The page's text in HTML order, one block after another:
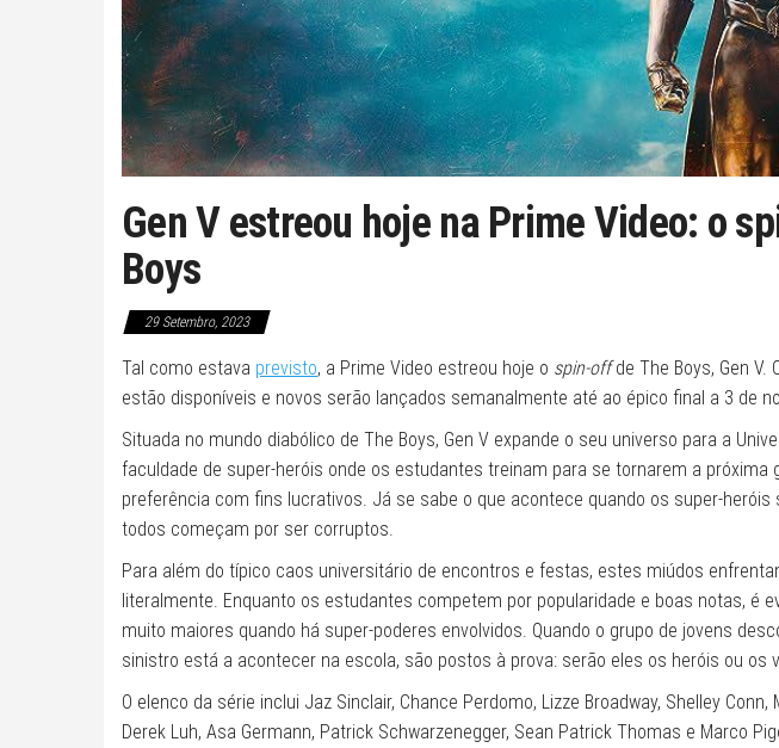
Gen V estreou hoje na Prime Video: o
Boys
29 Setembro, 2023
Tal como estava previsto, a Prime Video estreou hoje o spin-offde The Boys, Gen
estão disponíveis e novos serão lançados semanalmente até ao épico final a 3 de
Situada no mundo diabólico de The Boys, Gen V expande o seu universo para a
faculdade de super-heróis onde os estudantes treinam para se tornarem a próxima
preferência com fins lucrativos. Já se sabe o que acontece quando os super-
todos começam por ser corruptos.
Para além do típico caos universitário de encontros e festas, estes miúdos
literalmente. Enquanto os estudantes competem por popularidade e boas notas, é
muito maiores quando há super-poderes envolvidos. Quando o grupo de jovens
sinistro está a acontecer na escola, são postos à prova: serão eles os heróis ou os
O elenco da série inclui Jaz Sinclair, Chance Perdomo, Lizze Broadway, Shelley Conn,
Derek Luh, Asa Germann, Patrick Schwarzenegger, Sean Patrick Thomas e Marco